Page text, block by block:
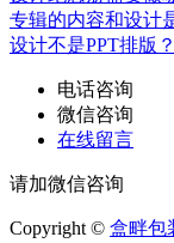
专辑的内容和设计
设计不是PPT排版？
电话咨询
微信咨询
在线留言
请加微信咨询
Copyright © 盒畔包